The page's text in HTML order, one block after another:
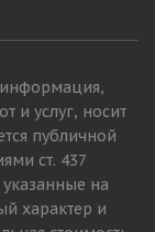
информация,
и услуг, носит
публичной
ст. 437
на
характер и